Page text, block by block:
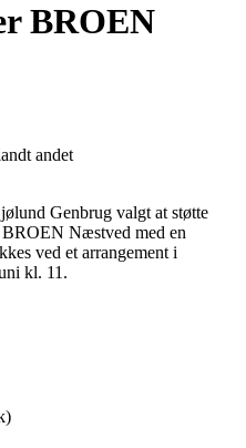
BROEN
andet
Genbrug valgt at støtte
BROEN Næstved med en
ved et arrangement i
kl. 11.